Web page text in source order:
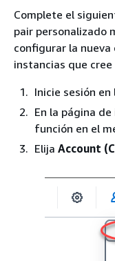
Complete el
pair personalizado
configurar la nueva
instancias que
Inicie sesión en
En la página
función en el
Elija Account